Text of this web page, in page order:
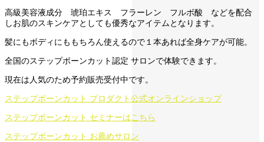
高級美容液成分 琥珀エキス フラーレン フルボ酸 などを配合
しお肌のスキンケアとしても優秀なアイテムとなります。
髪にもボディにももちろん使えるので１本あれば全身ケアが可能。
全国のステップボーンカット認定 サロンで体験できます。
現在は人気のため予約販売受付中です。
ステップボーンカット プロダクト公式オンラインショップ
ステップボーンカット セミナーはこちら
ステップボーンカット お薦めサロン